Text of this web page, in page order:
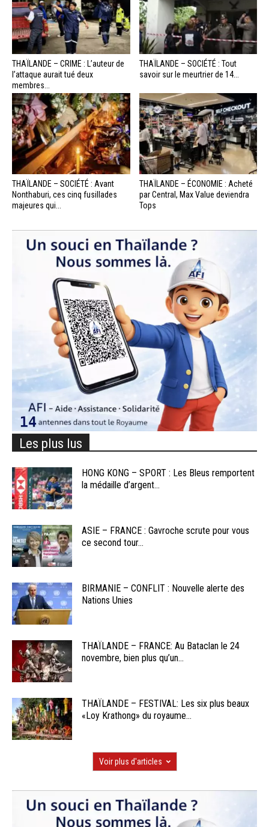
THAÏLANDE – CRIME : L’auteur de
l’attaque aurait tué deux
membres...
THAÏLANDE – SOCIÉTÉ : Tout
savoir sur le meurtrier de 14...
THAÏLANDE – SOCIÉTÉ : Avant
Nonthaburi, ces cinq fusillades
majeures qui...
THAÏLANDE – ÉCONOMIE : Acheté
par Central, Max Value deviendra
Tops
Les plus lus
HONG KONG – SPORT : Les Bleus remportent
la médaille d’argent...
ASIE – FRANCE : Gavroche scrute pour vous
ce second tour...
BIRMANIE – CONFLIT : Nouvelle alerte des
Nations Unies
THAÏLANDE – FRANCE: Au Bataclan le 24
novembre, bien plus qu’un...
THAÏLANDE – FESTIVAL: Les six plus beaux
«Loy Krathong» du royaume...
Voir plus d'articles